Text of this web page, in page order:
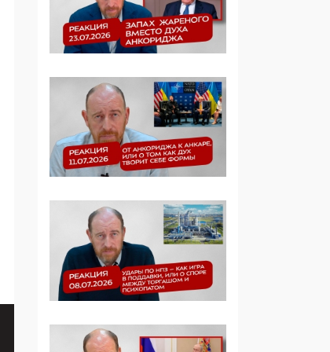
Симулякр патриотизма
и благолепия:
профилактика негатива
среди молодежи снова
отдана на откуп
«движперам»
03:35, 25 Апреля 2026
120 лет
парламентаризма: как
народовластия
превратился в «чего
изволите» для
Правительства и АП
06:29, 15 Апреля 2026
России – пионер
жесткого внедрения